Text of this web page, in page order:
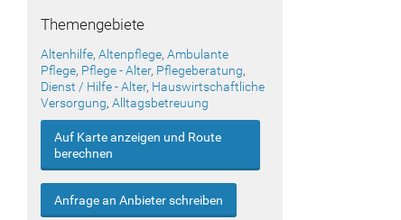
Themengebiete
Altenhilfe,Altenpflege,Ambulante
Pflege, Pflege - Alter, Pflegeberatung,
Dienst / Hilfe - Alter, Hauswirtschaftliche
Versorgung,Alltagsbetreuung
Auf Karte anzeigen und Route
berechnen
Anfrage an Anbieter schreiben